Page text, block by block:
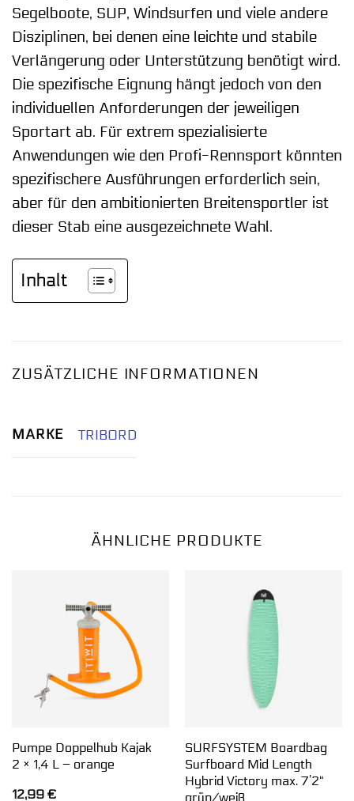
Segelboote, SUP, Windsurfen und viele andere
Disziplinen, bei denen eine leichte und stabile
Verlängerung oder Unterstützung benötigt wird.
Die spezifische Eignung hängt jedoch von den
individuellen Anforderungen der jeweiligen
Sportart ab. Für extrem spezialisierte
Anwendungen wie den Profi-Rennsport könnten
spezifischere Ausführungen erforderlich sein,
aber für den ambitionierten Breitensportler ist
dieser Stab eine ausgezeichnete Wahl.
Inhalt
ZUSÄTZLICHE INFORMATIONEN
MARKE TRIBORD
ÄHNLICHE PRODUKTE
Pumpe Doppelhub Kajak
2 × 1,4 L – orange
12,99 €
SURFSYSTEM Boardbag
Surfboard Mid Length
Hybrid Victory max. 7’2“
grün/weiß